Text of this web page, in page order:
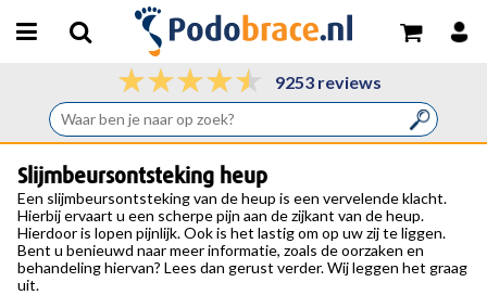
9253 reviews
Slijmbeursontsteking heup
Een slijmbeursontstekingvan deheupis een vervelende klacht.
Hierbij ervaart u een scherpe pijn aan de zijkant van de heup.
Hierdoor is lopen pijnlijk. Ook is het lastig om op uw zij te liggen.
Bent u benieuwd naar meer informatie, zoals de oorzaken en
behandeling hiervan? Lees dan gerust verder. Wij leggen het graag
uit.